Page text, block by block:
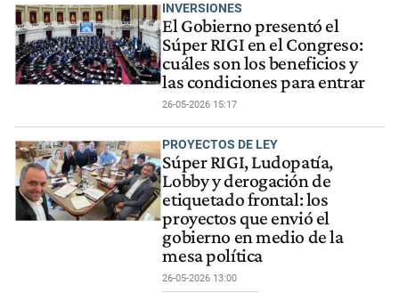
INVERSIONES
El Gobierno presentó el
Súper RIGI en el Congreso:
cuáles son los beneficios y
las condiciones para entrar
26-05-2026 15:17
PROYECTOS DE LEY
Súper RIGI, Ludopatía,
Lobby y derogación de
etiquetado frontal: los
proyectos que envió el
gobierno en medio de la
mesa política
26-05-2026 13:00